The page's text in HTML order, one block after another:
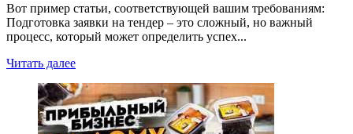
Вот пример статьи, соответствующей вашим требованиям:
Подготовка заявки на тендер – это сложный, но важный
процесс, который может определить успех...
Читать далееRead
about
Подготовка
заявки